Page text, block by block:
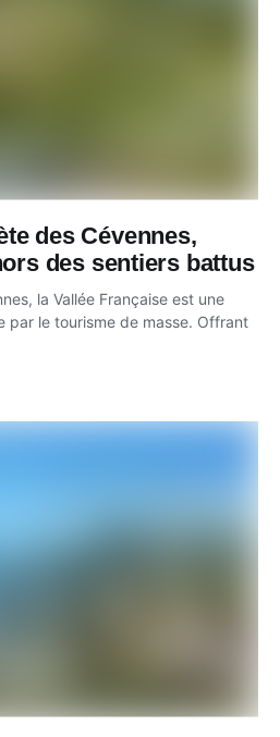
des Cévennes,
des sentiers battus
la Vallée Française est une
par le tourisme de masse. Offrant